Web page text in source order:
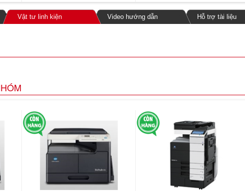
Vật tư linh kiện Video hướng dẫn Hỗ trợ tài liệu